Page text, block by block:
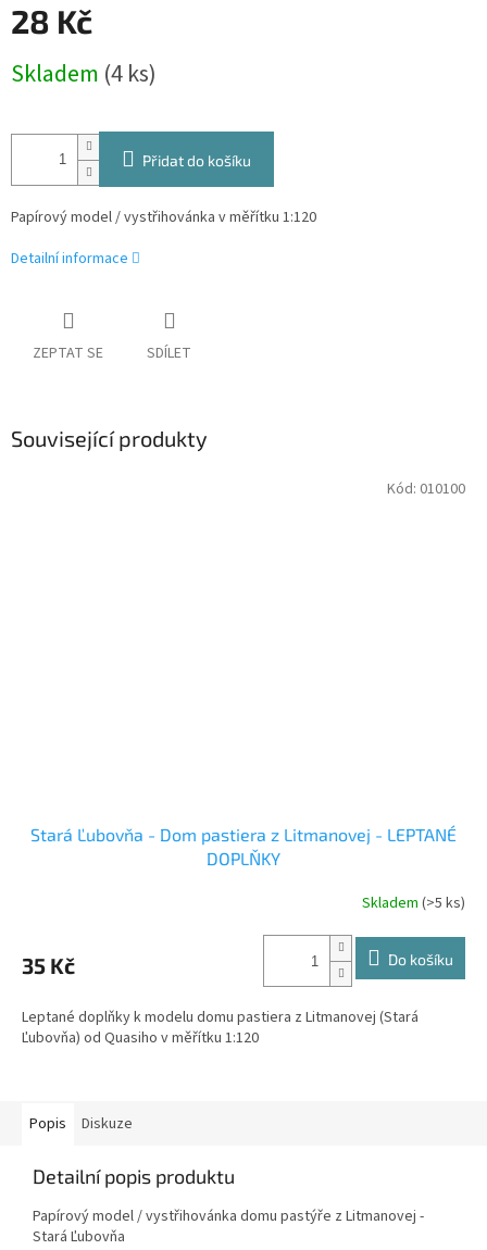
28 Kč
cena:
Skladem (4 ks)
Přidat do košíku
Papírový model / vystřihovánka v měřítku 1:120
Detailní informace
ZEPTAT SE SDÍLET
Související produkty
Stará Ľubovňa - Dom pastiera z Litmanovej - LEPTANÉ
DOPLŇKY
Skladem (>5 ks)
35 Kč Do košíku
Leptané doplňky k modelu domu pastiera z Litmanovej (Stará
Ľubovňa) od Quasiho v měřítku 1:120
Kód: 010100
Popis Diskuze
Detailní popis produktu
Papírový model / vystřihovánka domu pastýře z Litmanovej -
Stará Ľubovňa